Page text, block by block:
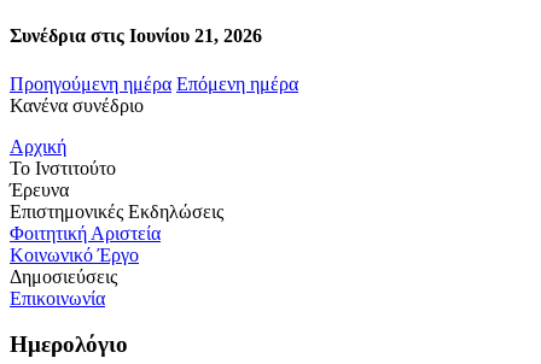
Συνέδρια στις Ιουνίου 21, 2026
Προηγούμενη ημέρα Επόμενη ημέρα
Κανένα συνέδριο
Αρχική
Το Ινστιτούτο
Έρευνα
Επιστημονικές Εκδηλώσεις
Φοιτητική Αριστεία
Κοινωνικό Έργο
Δημοσιεύσεις
Επικοινωνία
Ημερολόγιο